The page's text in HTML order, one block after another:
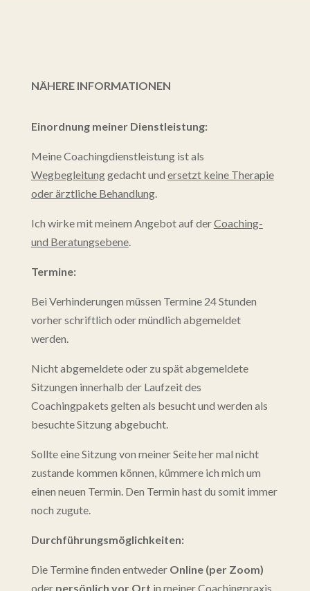
NÄHERE INFORMATIONEN
Einordnung meiner Dienstleistung:
Meine Coachingdienstleistung ist als
Wegbegleitunggedacht und ersetzt keine Therapie
oder ärztliche Behandlung.
Ich wirke mit meinem Angebot auf derCoaching-
und Beratungsebene.
Termine:
Bei Verhinderungen müssen Termine 24 Stunden
vorher schriftlich oder mündlich abgemeldet
werden.
Nicht abgemeldete oder zu spät abgemeldete
Sitzungen innerhalb der Laufzeit des
Coachingpakets gelten als besucht und werden als
besuchte Sitzung abgebucht.
Sollte eine Sitzung von meiner Seite her mal nicht
zustande kommen können, kümmere ich mich um
einen neuen Termin. Den Termin hast du somit immer
noch zugute.
Durchführungsmöglichkeiten:
Die Termine finden entwederOnline (per Zoom)
oder persönlich vor Ort in meiner Coachingpraxis